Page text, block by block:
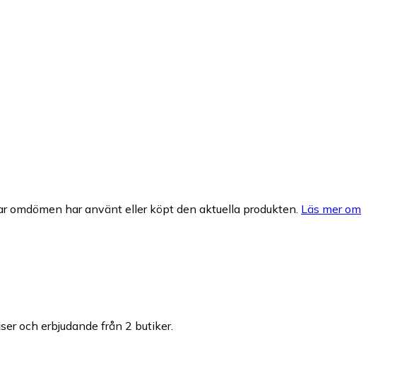
omdömen har använt eller köpt den aktuella produkten. Läs mer om
och erbjudande från 2 butiker.